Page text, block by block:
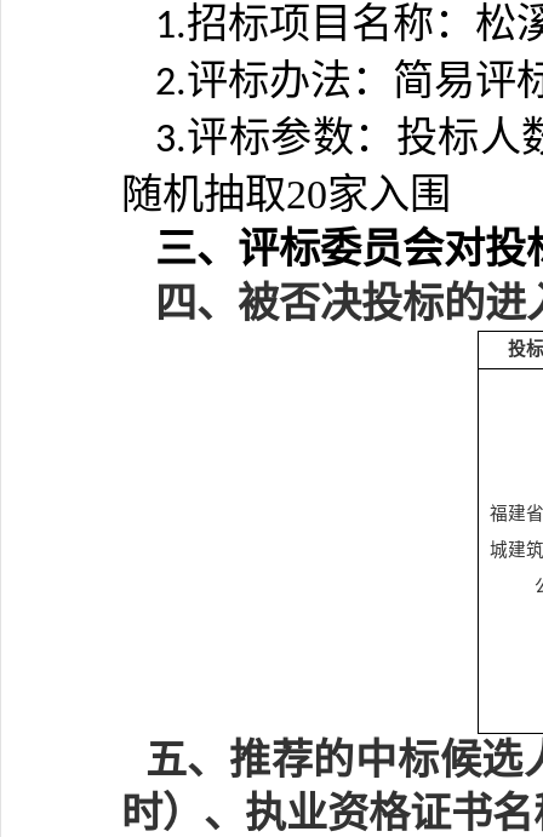
1.招标项目名称： 松
2.评标办法：简易评
3.评标参数： 投标人
随机抽取20家入围
三、评标委员会对
四、被否决投标的
投
福建
城建
五、推荐的中标候
时）、执业资格证书